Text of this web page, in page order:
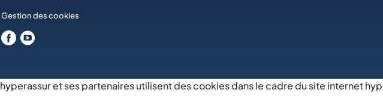
Gestion des cookies
hyperassur et ses partenaires utilisent des cookies dans le cadre du site internet